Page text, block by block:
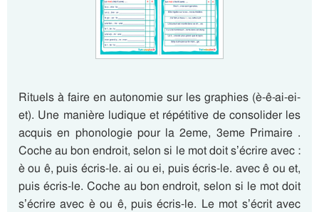
Rituels à faire en autonomie sur les graphies (è-ê-ai-ei-
et). Une manière ludique et répétitive de consolider les
acquis en phonologie pour la 2eme, 3eme Primaire .
Coche au bon endroit, selon si le mot doit s’écrire avec :
è ou ê, puis écris-le. ai ou ei, puis écris-le. avec ê ou et,
puis écris-le. Coche au bon endroit, selon si le mot doit
s’écrire avec è ou ê, puis écris-le. Le mot s’écrit avec